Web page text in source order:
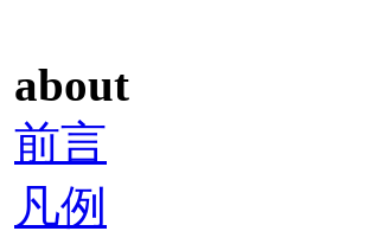
about
前言
凡例